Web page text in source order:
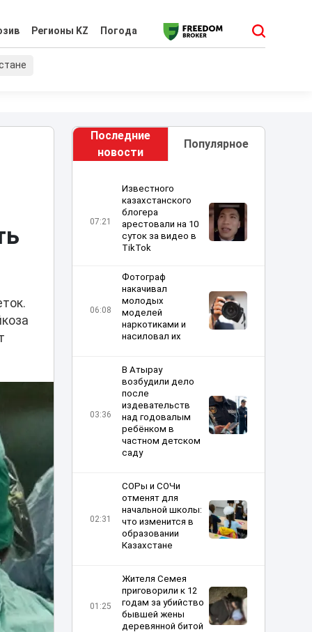
Регионы KZ Погода
Последние
новости
Популярное
07:21
Известного
казахстанского
блогера
арестовали на 10
суток за видео в
TikTok
06:08
Фотограф
накачивал
молодых
моделей
наркотиками и
насиловал их
03:36
В Атырау
возбудили дело
после
издевательств
над годовалым
ребёнком в
частном детском
саду
02:31
СОРы и СОЧи
отменят для
начальной школы:
что изменится в
образовании
Казахстане
01:25
Жителя Семея
приговорили к 12
годам за убийство
бывшей жены
деревянной битой